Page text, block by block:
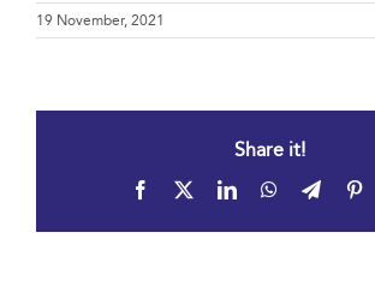
19 November, 2021
Share it!
Facebook LinkedInWhatsApp